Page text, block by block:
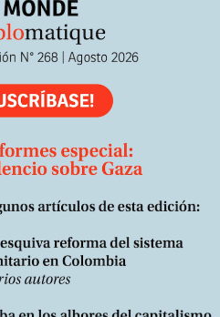
la precariedad y la baja